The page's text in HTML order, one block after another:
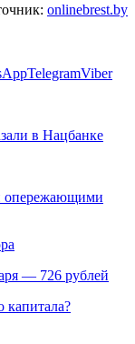
onlinebrest.by
TelegramViber
в Нацбанке
опережающими
— 726 рублей
капитала?